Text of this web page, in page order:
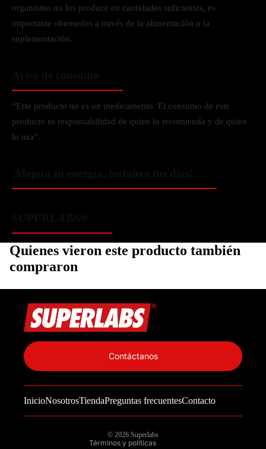
organismo no los produce en cantidades suficientes, es
importante obtenerlos a través de la alimentación o la
suplementación.
“Este producto no es un medicamento. El consumo de este
producto es responsabilidad de quien lo recomienda y de quien
lo usa”.
Quienes vieron este producto también
compraron
InicioNosotrosTiendaPreguntas frecuentesContacto
Contáctanos
© 2026 Superlabs
Términos y políticas
Información de contacto
Política de reembolso
Términos del servicio
Política de envío